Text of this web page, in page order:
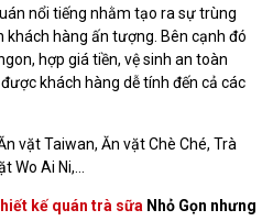
nổi tiếng nhằm tạo ra sự trùng
khách hàng ấn tượng. Bên cạnh đó
hợp giá tiền, vệ sinh an toàn
khách hàng dễ tính đến cả các
vặt Taiwan, Ăn vặt Chè Ché, Trà
Wo Ai Ni,...
kế quán trà sữa Nhỏ Gọn nhưng